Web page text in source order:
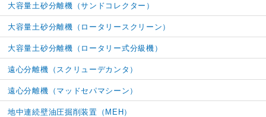
大容量土砂分離機 （サンドコレクター）
大容量土砂分離機 （ロータリースクリーン）
大容量土砂分離機 （ロータリー式分級機）
遠心分離機（スクリューデカンタ）
遠心分離機（マッドセパマシーン）
地中連続壁油圧掘削装置（MEH）